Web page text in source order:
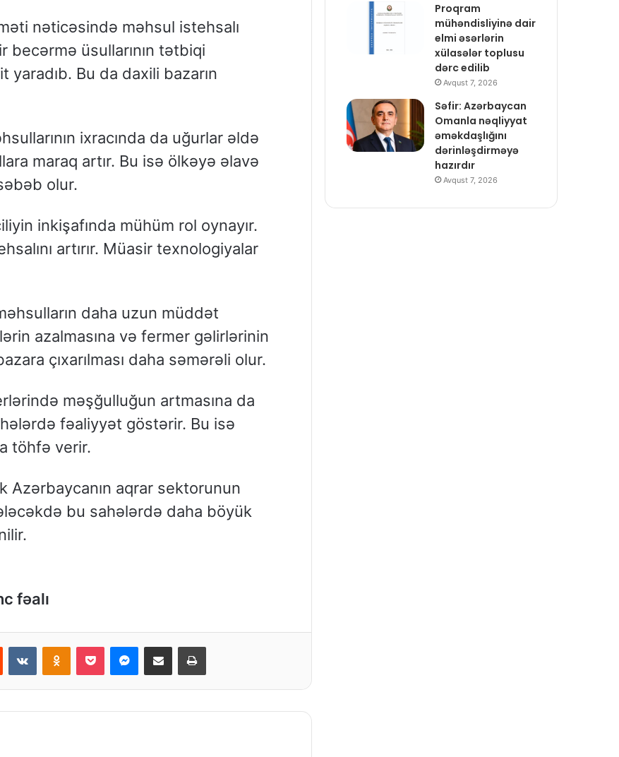
nəticəsində məhsul istehsalı
becərmə üsullarının tətbiqi
yaradıb. Bu da daxili bazarın
ixracında da uğurlar əldə
maraq artır. Bu isə ölkəyə əlavə
olur.
inkişafında mühüm rol oynayır.
artırır. Müasir texnologiyalar
daha uzun müddət
azalmasına və fermer gəlirlərinin
çıxarılması daha səmərəli olur.
məşğulluğun artmasına da
fəaliyyət göstərir. Bu isə
töhfə verir.
Azərbaycanın aqrar sektorunun
bu sahələrdə daha böyük
fəalı
Proqram
mühəndisliyinə dair
elmi əsərlərin
xülasələr toplusu
dərc edilib
Avqust 7, 2026
Səfir: Azərbaycan
Omanla nəqliyyat
əməkdaşlığını
dərinləşdirməyə
hazırdır
Avqust 7, 2026